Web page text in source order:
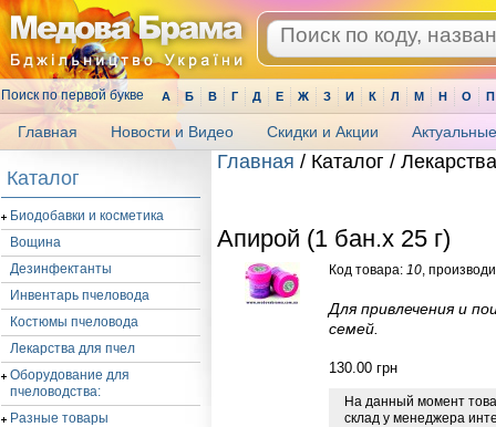
Поиск по первой букве А Б В Г Д Е Ж З И К Л М Н О П
Главная Новости и Видео Скидки и Акции
Каталог
Биодобавки и косметика
Вощина
Дезинфектанты
Инвентарь пчеловода
Костюмы пчеловода
Лекарства для пчел
Оборудование для
пчеловодства:
Разные товары
Главная / Каталог /
Апирой (1 бан.х 25 г)
Код товара: 10 ,
Для привлечения и
семей.
130.00 грн
На данный момент
склад у менеджера